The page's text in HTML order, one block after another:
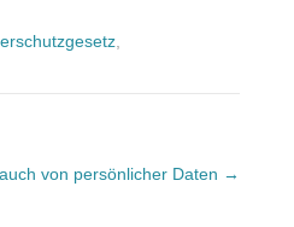
von persönlicher Daten →